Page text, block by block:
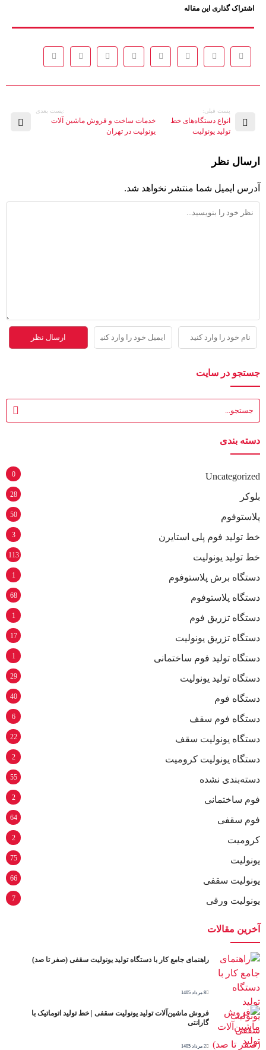
اشتراک گذاری این مقاله
پست قبلی:
انواع دستگاه‌های خط
تولید یونولیت
:پست بعدی
خدمات ساخت و فروش ماشین آلات
یونولیت در تهران
ارسال نظر
آدرس ایمیل شما منتشر نخواهد شد.
جستجو در سایت
دسته بندی
Uncategorized
0
بلوکر 28
پلاستوفوم 50
خط تولید فوم پلی استایرن 3
خط تولید یونولیت 113
دستگاه برش پلاستوفوم 1
دستگاه پلاستوفوم 68
دستگاه تزریق فوم 1
دستگاه تزریق یونولیت 17
دستگاه تولید فوم ساختمانی 1
دستگاه تولید یونولیت 29
دستگاه فوم 40
دستگاه فوم سقف 6
دستگاه یونولیت سقف 22
دستگاه یونولیت کرومیت 2
دسته‌بندی نشده 55
فوم ساختمانی 2
فوم سقفی 64
کرومیت 2
یونولیت 75
یونولیت سقفی 66
یونولیت ورقی 7
آخرین مقالات
راهنمای جامع کار با دستگاه تولید یونولیت سقفی (صفر تا صد)
8 مرداد 1405
فروش ماشین‌آلات تولید یونولیت سقفی | خط تولید اتوماتیک با
گارانتی
2 مرداد 1405